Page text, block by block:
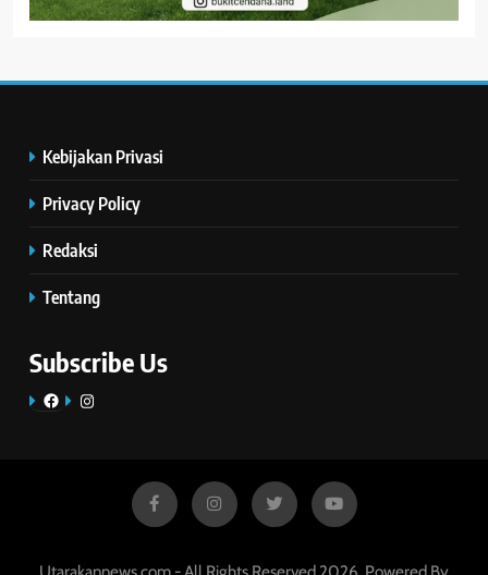
Kebijakan Privasi
Privacy Policy
Redaksi
Tentang
Subscribe Us
FacebookInstagram
Utarakannews.com - All Rights Reserved 2026. Powered By